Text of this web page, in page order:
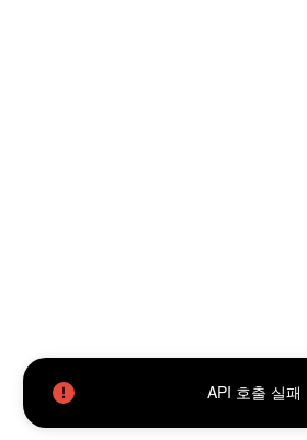
API 호출 실패